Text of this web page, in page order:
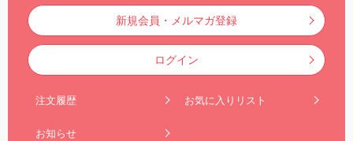
新規会員・メルマガ登録
ログイン
注文履歴 お気に入りリスト
お知らせ